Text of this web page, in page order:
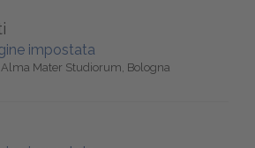
Mater Studiorum, Bologna